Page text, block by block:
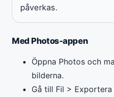
påverkas.
Med Photos-appen
Öppna Photos och
bilderna.
Gå till Fil > Exportera